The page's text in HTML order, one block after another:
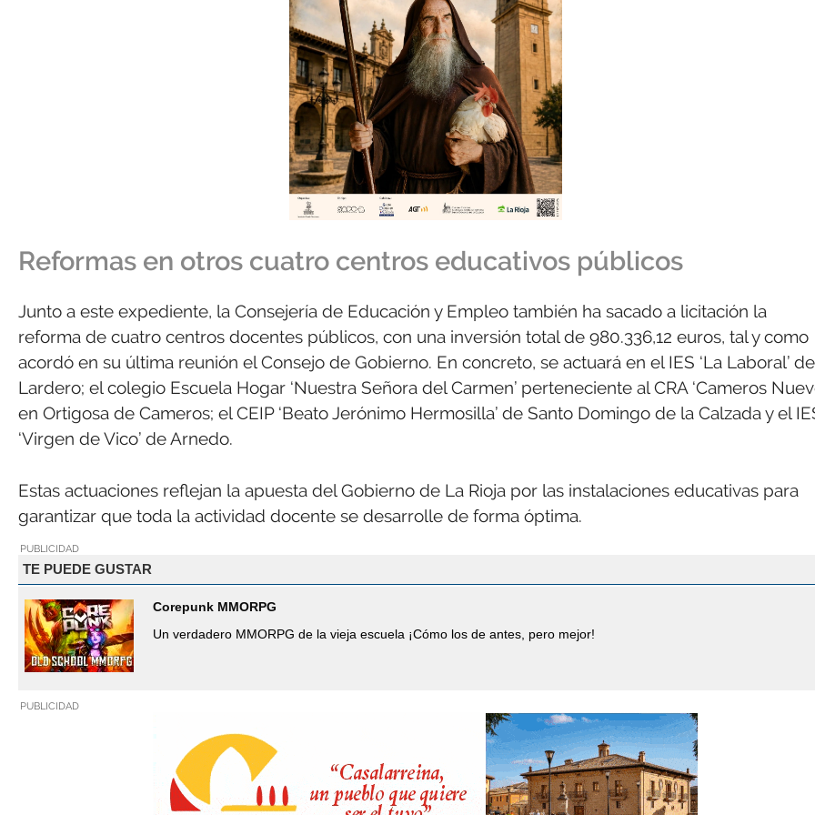
Reformas en otros cuatro centros educativos públicos
Junto a este expediente, la Consejería de Educación y Empleo también ha sacado a licitación la
reforma de cuatro centros docentes públicos, con una inversión total de 980.336,12 euros, tal y como
acordó en su última reunión el Consejo de Gobierno. En concreto, se actuará en el IES ‘La Laboral’ de
Lardero; el colegio Escuela Hogar ‘Nuestra Señora del Carmen’ perteneciente al CRA ‘Cameros
en Ortigosa de Cameros; el CEIP ‘Beato Jerónimo Hermosilla’ de Santo Domingo de la Calzada y el
‘Virgen de Vico’ de Arnedo.
Estas actuaciones reflejan la apuesta del Gobierno de La Rioja por las instalaciones educativas para
garantizar que toda la actividad docente se desarrolle de forma óptima.
PUBLICIDAD
TE PUEDE GUSTAR
Corepunk MMORPG
Un verdadero MMORPG de la vieja escuela ¡Cómo los de antes, pero mejor!
PUBLICIDAD